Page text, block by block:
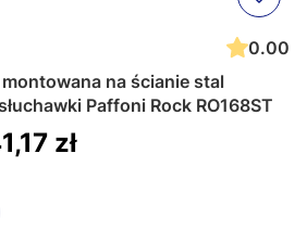
0.00
na ścianie stal
Paffoni Rock RO168ST
zł